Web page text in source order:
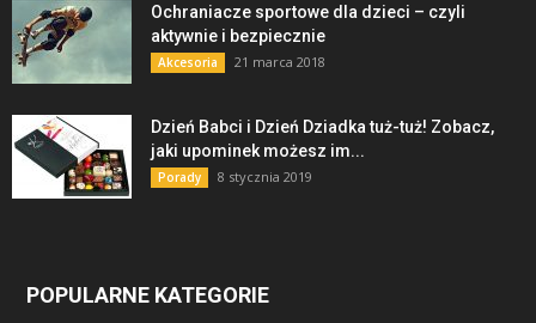
Ochraniacze sportowe dla dzieci – czyli
aktywnie i bezpiecznie
Akcesoria 21 marca 2018
Dzień Babci i Dzień Dziadka tuż-tuż! Zobacz,
jaki upominek możesz im...
Porady 8 stycznia 2019
POPULARNE KATEGORIE